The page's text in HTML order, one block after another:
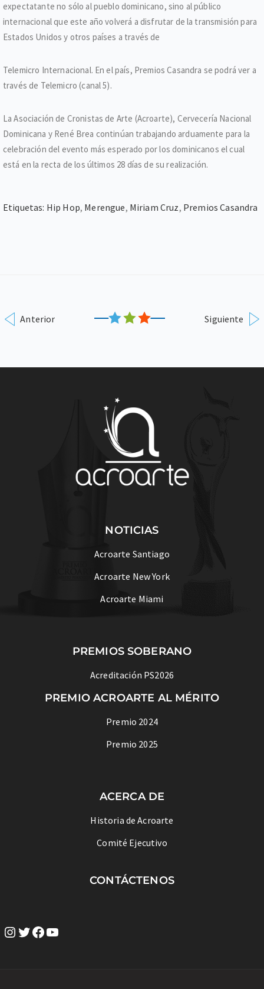
expectatante no sólo al pueblo dominicano, sino al público
internacional que este año volverá a disfrutar de la transmisión para
Estados Unidos y otros países a través de
Telemicro Internacional. En el país, Premios Casandra se podrá ver a
través de Telemicro (canal 5).
La Asociación de Cronistas de Arte (Acroarte), Cervecería Nacional
Dominicana y René Brea continúan trabajando arduamente para la
celebración del evento más esperado por los dominicanos el cual
está en la recta de los últimos 28 días de su realización.
Etiquetas: Hip Hop, Merengue, Miriam Cruz, Premios Casandra
Anterior Siguiente
NOTICIAS
Acroarte Santiago
Acroarte New York
Acroarte Miami
PREMIOS SOBERANO
Acreditación PS2026
PREMIO ACROARTE AL MÉRITO
Premio 2024
Premio 2025
ACERCA DE
Historia de Acroarte
Comité Ejecutivo
CONTÁCTENOS